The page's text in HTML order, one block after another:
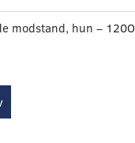
modstand, hun – 120O